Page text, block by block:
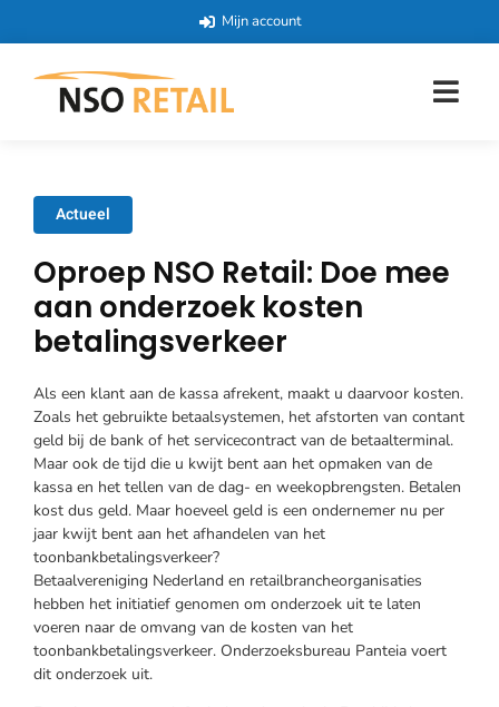
Mijn account
Actueel
Oproep NSO Retail: Doe mee
aan onderzoek kosten
betalingsverkeer
Als een klant aan de kassa afrekent, maakt u daarvoor kosten.
Zoals het gebruikte betaalsystemen, het afstorten van contant
geld bij de bank of het servicecontract van de betaalterminal.
Maar ook de tijd die u kwijt bent aan het opmaken van de
kassa en het tellen van de dag- en weekopbrengsten. Betalen
kost dus geld. Maar hoeveel geld is een ondernemer nu per
jaar kwijt bent aan het afhandelen van het
toonbankbetalingsverkeer?
Betaalvereniging Nederland en retailbrancheorganisaties
hebben het initiatief genomen om onderzoek uit te laten
voeren naar de omvang van de kosten van het
toonbankbetalingsverkeer. Onderzoeksbureau Panteia voert
dit onderzoek uit.